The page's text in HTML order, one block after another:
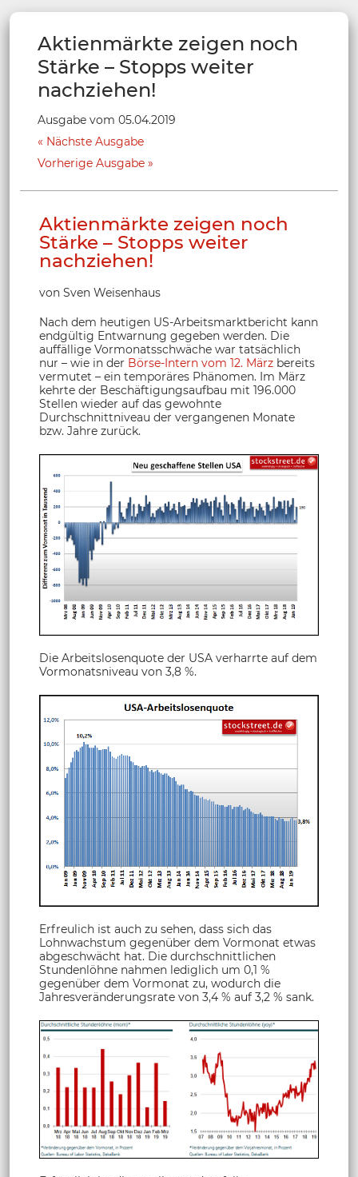
Aktienmärkte zeigen noch
Stärke – Stopps weiter
nachziehen!
Ausgabe vom 05.04.2019
Nächste Ausgabe
Vorherige Ausgabe
Aktienmärkte zeigen noch
Stärke – Stopps weiter
nachziehen!
von Sven Weisenhaus
Nach dem heutigen US-Arbeitsmarktbericht kann
endgültig Entwarnung gegeben werden. Die
auffällige Vormonatsschwäche war tatsächlich
nur – wie in der Börse-Intern vom 12. März bereits
vermutet – ein temporäres Phänomen. Im März
kehrte der Beschäftigungsaufbau mit 196.000
Stellen wieder auf das gewohnte
Durchschnittniveau der vergangenen Monate
bzw. Jahre zurück.
Die Arbeitslosenquote der USA verharrte auf dem
Vormonatsniveau von 3,8 %.
Erfreulich ist auch zu sehen, dass sich das
Lohnwachstum gegenüber dem Vormonat etwas
abgeschwächt hat. Die durchschnittlichen
Stundenlöhne nahmen lediglich um 0,1 %
gegenüber dem Vormonat zu, wodurch die
Jahresveränderungsrate von 3,4 % auf 3,2 % sank.